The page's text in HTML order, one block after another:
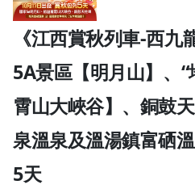
《江西賞秋列車-西
5A景區【明月山】、
霄山大峽谷】、銅鼓
泉溫泉及溫湯鎮富硒
5天